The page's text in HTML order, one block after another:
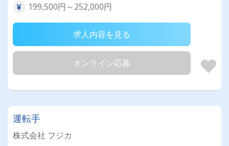
199,500円～252,000円
求人内容を見る
オンライン応募
運転手
株式会社 フジカ